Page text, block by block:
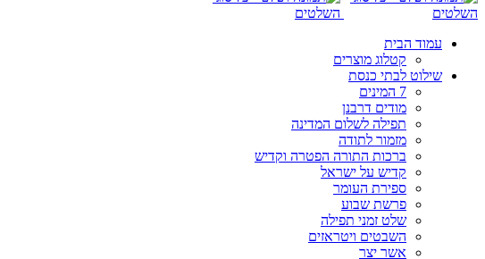
עמוד הבית
קטלוג מוצרים
שילוט לבתי כנסת
7 המינים
מודים דרבנן
תפילה לשלום המדינה
מזמור לתודה
ברכות התורה הפטרה וקדיש
קדיש על ישראל
ספירת העומר
פרשת שבוע
שלט זמני תפילה
השבטים ויטראזים
אשר יצר